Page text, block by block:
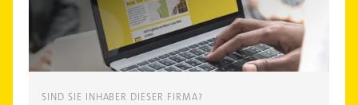
SIND SIE INHABER DIESER FIRMA?